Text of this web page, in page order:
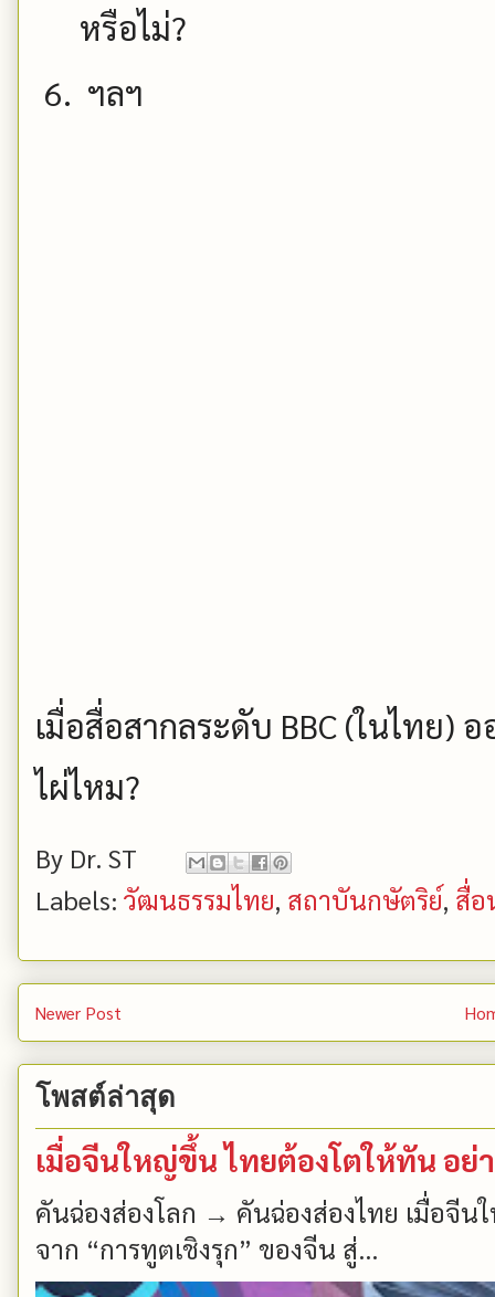
หรือไม่?
ฯลฯ
เมื่อสื่อสากลระดับ BBC (ในไทย)
ไผ่ไหม?
By Dr. ST
Labels: วัฒนธรรมไทย, สถาบันกษัตริย์, สื่อ
Newer Post
โพสต์ล่าสุด
เมื่อจีนใหญ่ขึ้น ไทยต้องโตให้ทัน อย่
คันฉ่องส่องโลก → คันฉ่องส่องไทย เมื่อจี
จาก “การทูตเชิงรุก” ของจีน สู่...